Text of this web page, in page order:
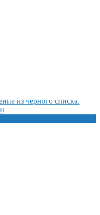
из черного списка.